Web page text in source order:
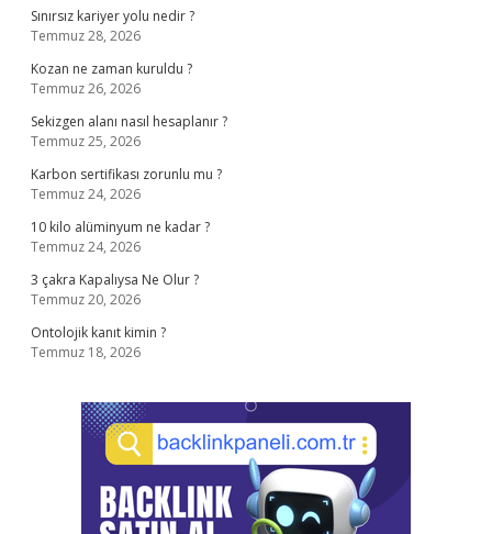
Sınırsız kariyer yolu nedir ?
Temmuz 28, 2026
Kozan ne zaman kuruldu ?
Temmuz 26, 2026
Sekizgen alanı nasıl hesaplanır ?
Temmuz 25, 2026
Karbon sertifikası zorunlu mu ?
Temmuz 24, 2026
10 kilo alüminyum ne kadar ?
Temmuz 24, 2026
3 çakra Kapalıysa Ne Olur ?
Temmuz 20, 2026
Ontolojik kanıt kimin ?
Temmuz 18, 2026